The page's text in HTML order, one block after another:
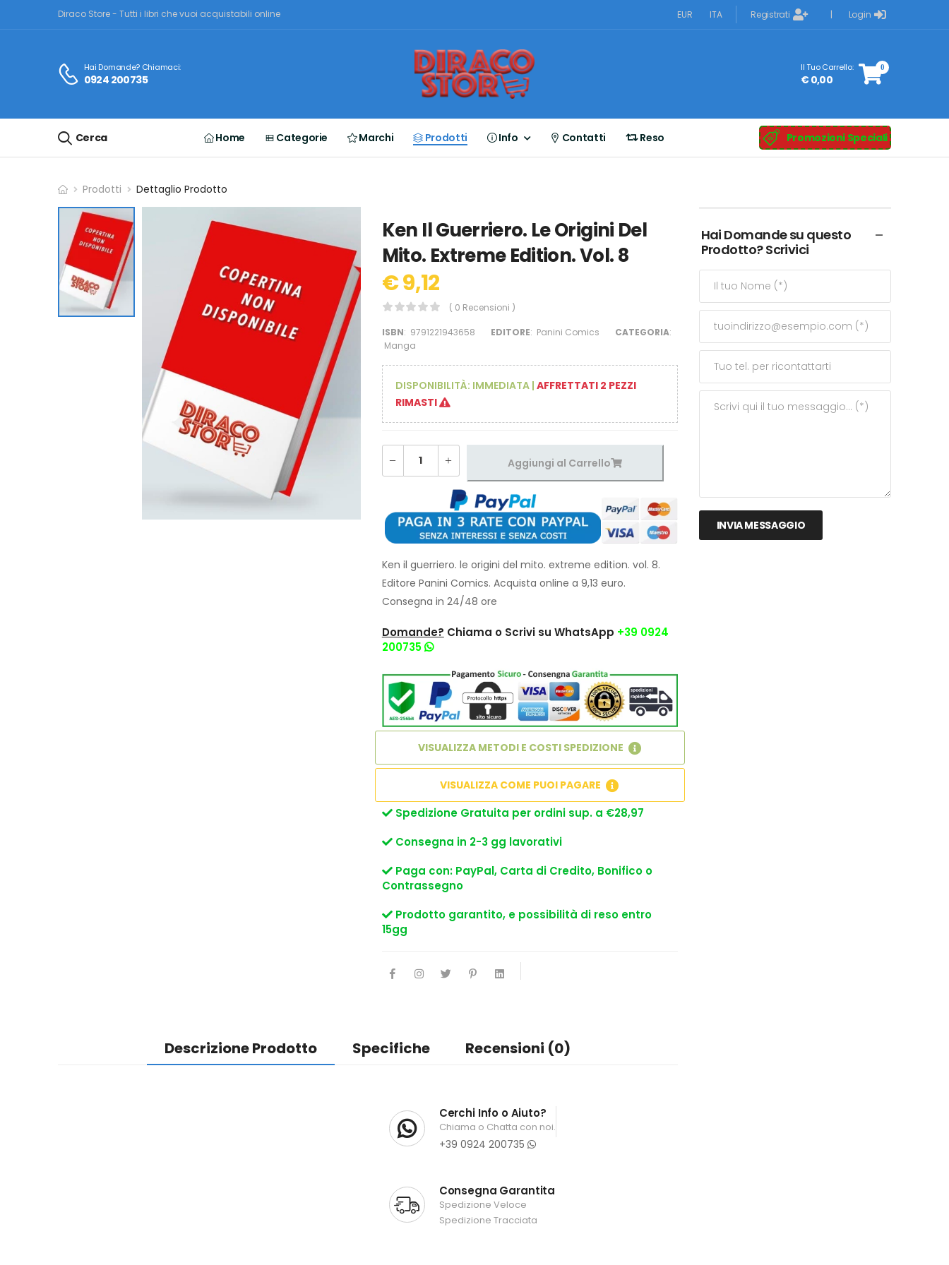
Diraco Store - Tutti i libri che vuoi acquistabili online EUR ITA Registrati | Login
Hai Domande? Chiamaci:
0924 200735
Il Tuo Carrello:
€ 0,00
0
Cerca Home Categorie Marchi Prodotti Info Contatti Reso Promozioni Speciali
Prodotti Dettaglio Prodotto
Ken Il Guerriero. Le Origini Del
Mito. Extreme Edition. Vol. 8
€ 9,12
( 0 Recensioni )
ISBN: 9791221943658 EDITORE: Panini Comics CATEGORIA:
Manga
DISPONIBILITÀ: IMMEDIATA| AFFRETTATI 2 PEZZI
RIMASTI
Aggiungi al Carrello
Ken il guerriero. le origini del mito. extreme edition. vol. 8.
Editore Panini Comics. Acquista online a 9,13 euro.
Consegna in 24/48 ore
Domande? Chiama o Scrivi su WhatsApp +39 0924
200735
VISUALIZZA METODI E COSTI SPEDIZIONE
VISUALIZZA COME PUOI PAGARE
Spedizione Gratuita per ordini sup. a €28,97
Consegna in 2-3 gg lavorativi
Paga con: PayPal, Carta di Credito, Bonifico o
Contrassegno
Prodotto garantito, e possibilità di reso entro
15gg
Descrizione Prodotto Specifiche Recensioni (0)
Cerchi Info o Aiuto?
Chiama o Chatta con noi.
+39 0924 200735
Consegna Garantita
Spedizione Veloce
Spedizione Tracciata
Hai Domande su questo
Prodotto? Scrivici
INVIA MESSAGGIO